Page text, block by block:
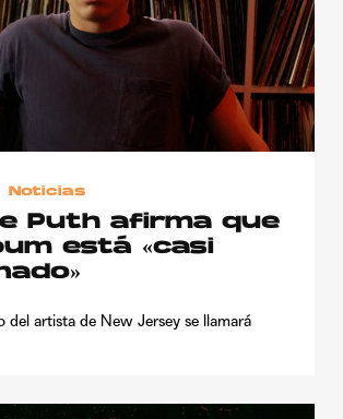
Noticias
Puth afirma que
está «casi
del artista de New Jersey se llamará